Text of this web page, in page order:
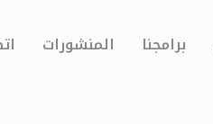
برامجنا المنشورات